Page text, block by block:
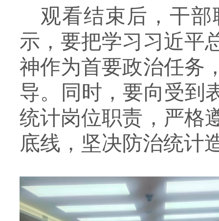
观看结束后，干
示，要把学习习近平
神作为首要政治任务
导。同时，要向受到
统计岗位职责，严格
底线，坚决防治统计